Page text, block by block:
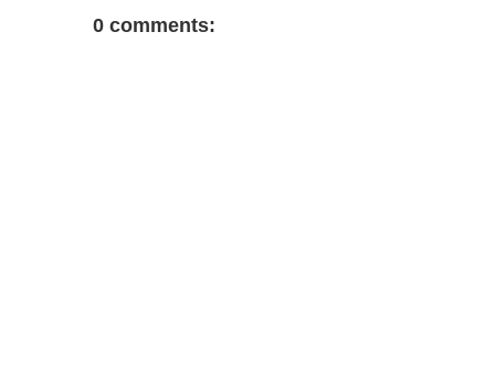
0 comments: